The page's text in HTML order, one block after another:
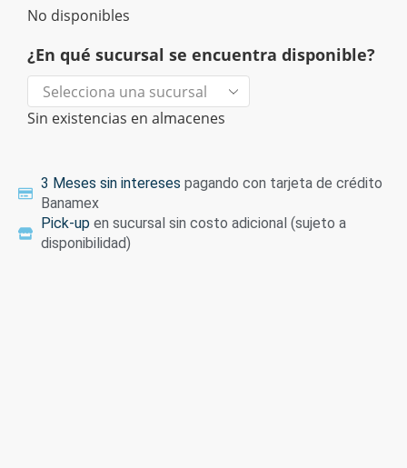
No disponibles
¿En qué sucursal se encuentra disponible?
Sin existencias en almacenes
3 Meses sin intereses pagando con tarjeta de crédito
Banamex
Pick-up en sucursal sin costo adicional (sujeto a
disponibilidad)